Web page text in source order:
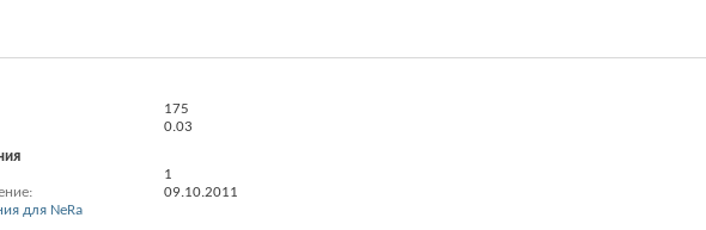
175
0.03
1
09.10.2011
для NeRa